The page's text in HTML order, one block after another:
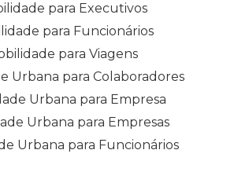
para Executivos
para Funcionários
para Viagens
Urbana para Colaboradores
Urbana para Empresa
Urbana para Empresas
Urbana para Funcionários